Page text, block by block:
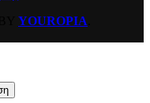
YOUROPIA